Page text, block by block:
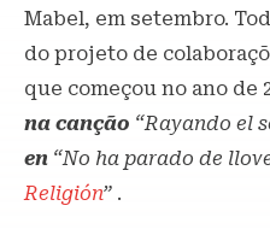
Mabel, em setembro.
do projeto de
que começou no ano de
na canção “Rayando el
en “No ha parado de
Religión” .